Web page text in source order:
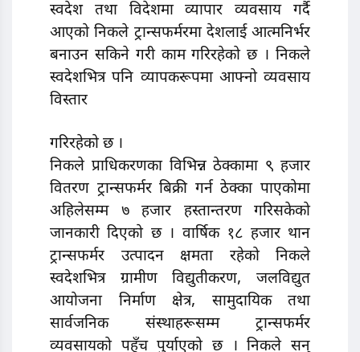
स्वदेश तथा विदेशमा व्यापार व्यवसाय गर्दै
आएको निकले ट्रान्सफर्मरमा देशलाई आत्मनिर्भर
बनाउन सकिने गरी काम गरिरहेको छ । निकले
स्वदेशभित्र पनि व्यापकरूपमा आफ्नो व्यवसाय
विस्तार
गरिरहेको छ ।
निकले प्राधिकरणका विभिन्न ठेक्कामा ९ हजार
वितरण ट्रान्सफर्मर बिक्री गर्न ठेक्का पाएकोमा
अहिलेसम्म ७ हजार हस्तान्तरण गरिसकेको
जानकारी दिएको छ । वार्षिक १८ हजार थान
ट्रान्सफर्मर उत्पादन क्षमता रहेको निकले
स्वदेशभित्र ग्रामीण विद्युतीकरण, जलविद्युत
आयोजना निर्माण क्षेत्र, सामुदायिक तथा
सार्वजनिक संस्थाहरूसम्म ट्रान्सफर्मर
व्यवसायको पहुँच पुर्याएको छ । निकले सन्